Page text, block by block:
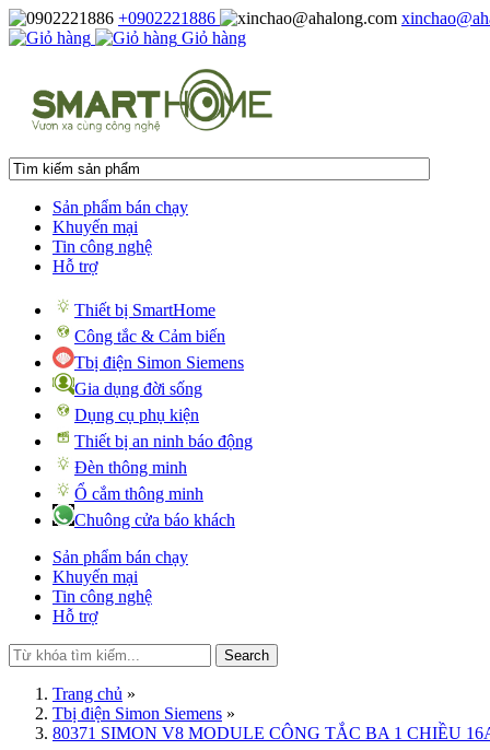
+0902221886
Giỏ hàng
Sản phẩm bán chạy
Khuyến mại
Tin công nghệ
Hỗ trợ
Thiết bị SmartHome
Công tắc & Cảm biến
Tbị điện Simon Siemens
Gia dụng đời sống
Dụng cụ phụ kiện
Thiết bị an ninh báo động
Đèn thông minh
Ổ cắm thông minh
Chuông cửa báo khách
Sản phẩm bán chạy
Khuyến mại
Tin công nghệ
Hỗ trợ
Search
Trang chủ »
Tbị điện Simon Siemens »
80371 SIMON V8 MODULE CÔNG TẮC BA 1 CHIỀU